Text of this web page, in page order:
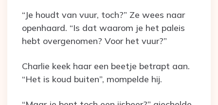
“Je houdt van vuur, toch?” Ze wees naar
openhaard. “Is dat waarom je het paleis
hebt overgenomen? Voor het vuur?”
Charlie keek haar een beetje betrapt aan.
“Het is koud buiten”, mompelde hij.